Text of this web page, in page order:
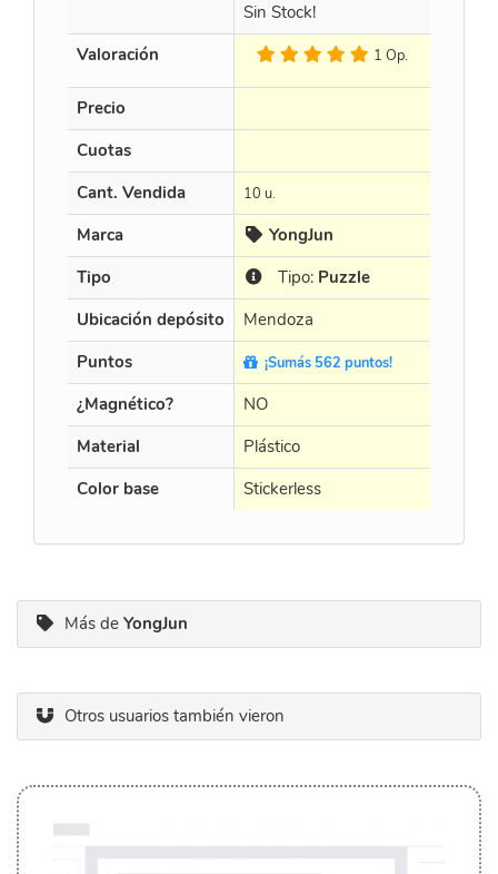
Sin Stock!
Valoración 1 Op.
Precio
Cuotas
Cant. Vendida 10 u.
Marca YongJun
Tipo
Tipo: Puzzle
Ubicación depósito
Mendoza
Puntos
¡Sumás 562 puntos!
¿Magnético? NO
Material
Plástico
Color base
Stickerless
Más de YongJun
Otros usuarios también vieron